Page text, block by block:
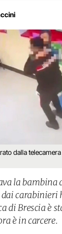
dalla
la bambina
dai carabinieri
di Brescia è
è in carcere.